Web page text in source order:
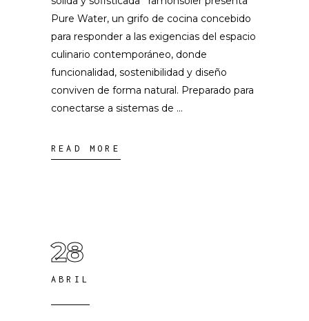
Pure Water, un grifo de cocina concebido
para responder a las exigencias del espacio
culinario contemporáneo, donde
funcionalidad, sostenibilidad y diseño
conviven de forma natural. Preparado para
conectarse a sistemas de
READ MORE
28
ABRIL